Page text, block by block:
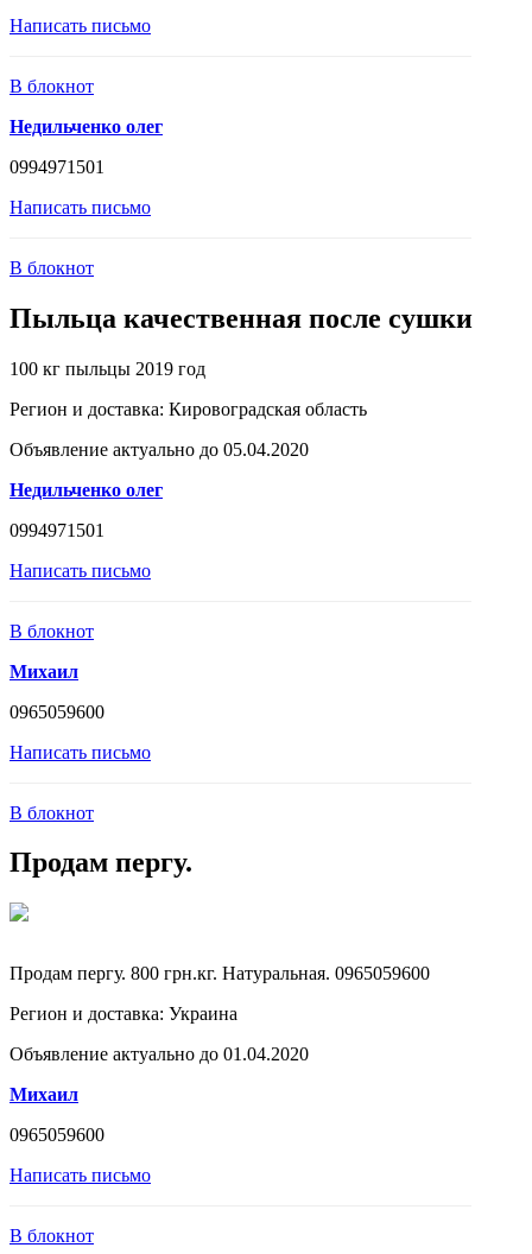
Написать письмо
В блокнот
Недильченко олег
0994971501
Написать письмо
В блокнот
Пыльца качественная после сушки
100 кг пыльцы 2019 год
Регион и доставка: Кировоградская область
Объявление актуально до 05.04.2020
Недильченко олег
0994971501
Написать письмо
В блокнот
Михаил
0965059600
Написать письмо
В блокнот
Продам пергу.
Продам пергу. 800 грн.кг. Натуральная. 0965059600
Регион и доставка: Украина
Объявление актуально до 01.04.2020
Михаил
0965059600
Написать письмо
В блокнот